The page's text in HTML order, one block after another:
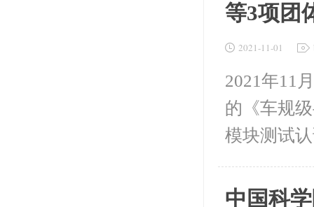
等3项团
2021-11-01
2021年11
的《车规
模块测试
中国科